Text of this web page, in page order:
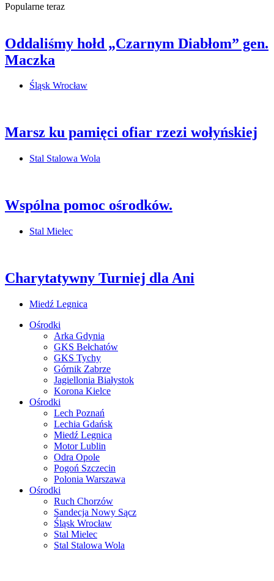
Popularne teraz
Oddaliśmy hołd „Czarnym Diabłom” gen.
Maczka
Śląsk Wrocław
Marsz ku pamięci ofiar rzezi wołyńskiej
Stal Stalowa Wola
Wspólna pomoc ośrodków.
Stal Mielec
Charytatywny Turniej dla Ani
Miedź Legnica
Ośrodki
Arka Gdynia
GKS Bełchatów
GKS Tychy
Górnik Zabrze
Jagiellonia Białystok
Korona Kielce
Ośrodki
Lech Poznań
Lechia Gdańsk
Miedź Legnica
Motor Lublin
Odra Opole
Pogoń Szczecin
Polonia Warszawa
Ośrodki
Ruch Chorzów
Sandecja Nowy Sącz
Śląsk Wrocław
Stal Mielec
Stal Stalowa Wola